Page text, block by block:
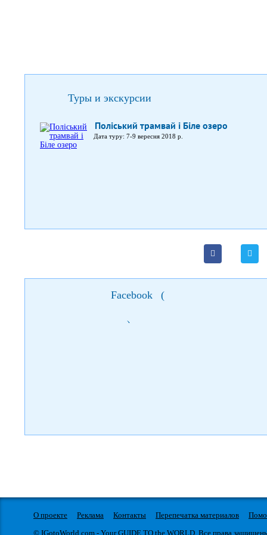
Туры и экскурсии
Поліський трамвай і Біле озеро
Дата туру: 7-9 вересня 2018 р.
Facebook (
)
О проекте Реклама Контакты Перепечатка материалов
© IGotoWorld.com - Your GUIDE TO the WORLD. Все права